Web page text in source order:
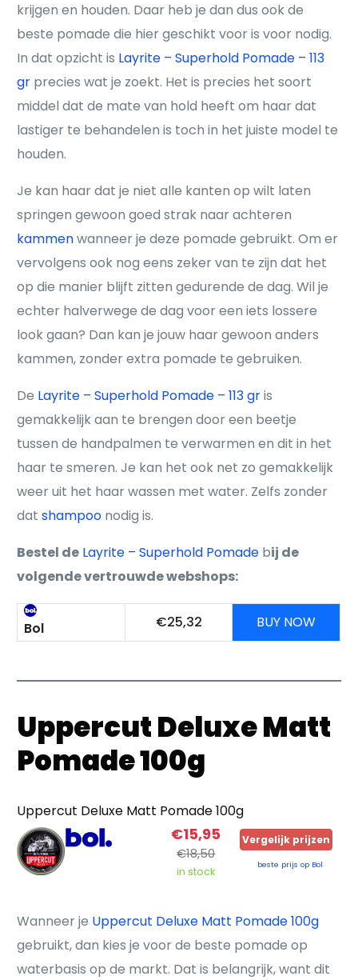
krijgen en houden. Daar heb je dan dus ook de
beste pomade die hier geschikt voor is voor nodig.
In dat opzicht is Layrite – Superhold Pomade – 113
gr precies wat je zoekt. Het is precies het soort
middel dat de mate van hold heeft om haar dat
lastiger te behandelen is toch in het juiste model te
houden.
Je kan haar dat je niet alle kanten op wilt laten
springen gewoon goed strak naar achteren
kammenwanneer je deze pomade gebruikt. Om er
vervolgens ook nog eens zeker van te zijn dat het
op die manier blijft zitten gedurende de dag. Wil je
echter halverwege de dag voor een iets lossere
look gaan? Dan kan je jouw haar gewoon anders
kammen, zonder extra pomade te gebruiken.
De Layrite – Superhold Pomade – 113 gris
gemakkelijk aan te brengen door een beetje
tussen de handpalmen te verwarmen en dit in het
haar te smeren. Je kan het ook net zo gemakkelijk
weer uit het haar wassen met water. Zelfs zonder
datshampoo nodig is.
Bestel de Layrite – Superhold Pomade bij de
volgende vertrouwde webshops:
Bol €25,32 BUY NOW
Uppercut Deluxe Matt
Pomade 100g
Uppercut Deluxe Matt Pomade 100g
€15,95
€18,50
in stock
Vergelijk prijzen
beste prijs op Bol
Wanneer je Uppercut Deluxe Matt Pomade 100g
gebruikt, dan kies je voor de beste pomade op
waterbasis op de markt. Dat is belangrijk, want dit